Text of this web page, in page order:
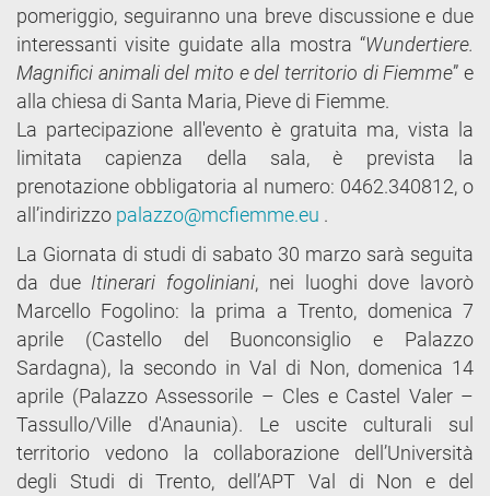
pomeriggio, seguiranno una breve discussione e due
interessanti visite guidate alla mostra “Wundertiere.
Magnifici animali del mito e del territorio di Fiemme” e
alla chiesa di Santa Maria, Pieve di Fiemme.
La partecipazione all'evento è gratuita ma, vista la
limitata capienza della sala, è prevista la
prenotazione obbligatoria al numero: 0462.340812, o
all’indirizzo palazzo@mcfiemme.eu .
La Giornata di studi di sabato 30 marzo sarà seguita
da due Itinerari fogoliniani, nei luoghi dove lavorò
Marcello Fogolino: la prima a Trento, domenica 7
aprile (Castello del Buonconsiglio e Palazzo
Sardagna), la secondo in Val di Non, domenica 14
aprile (Palazzo Assessorile – Cles e Castel Valer –
Tassullo/Ville d'Anaunia). Le uscite culturali sul
territorio vedono la collaborazione dell’Università
degli Studi di Trento, dell’APT Val di Non e del